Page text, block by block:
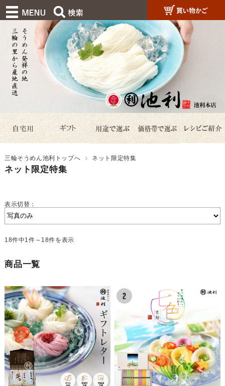
三輪そうめん池利トップへ ネット限定特集
ネット限定特集
表示切替：
18件中1件～18件を表示
商品一覧